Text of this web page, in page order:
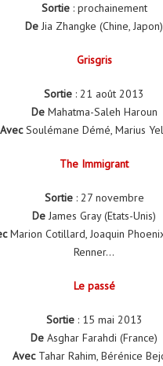
Sortie: prochainement
De Jia Zhangke (Chine, Japon)
Grisgris
Sortie : 21 août 2013
DeMahatma-Saleh Haroun
AvecSoulémane Démé, Marius
The Immigrant
Sortie: 27 novembre
De James Gray (Etats-Unis)
Marion Cotillard, Joaquin
Renner…
Le passé
Sortie: 15 mai 2013
De Asghar Farahdi (France)
AvecTahar Rahim, Bérénice